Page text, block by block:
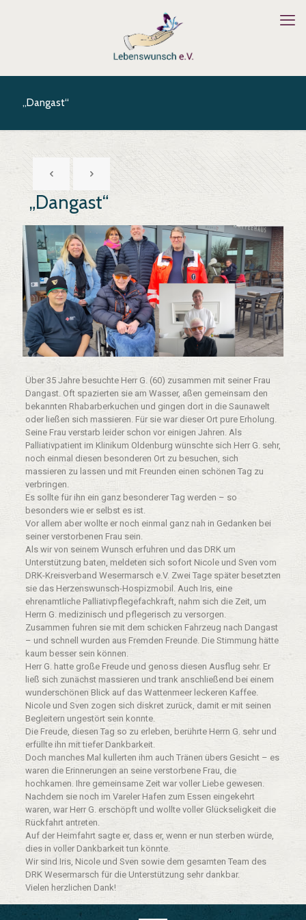
„Dangast“
„Dangast“
Über 35 Jahre besuchte Herr G. (60) zusammen mit seiner Frau
Dangast. Oft spazierten sie am Wasser, aßen gemeinsam den
bekannten Rhabarberkuchen und gingen dort in die Saunawelt
oder ließen sich massieren. Für sie war dieser Ort pure Erholung.
Seine Frau verstarb leider schon vor einigen Jahren. Als
Palliativpatient im Klinikum Oldenburg wünschte sich Herr G. sehr,
noch einmal diesen besonderen Ort zu besuchen, sich
massieren zu lassen und mit Freunden einen schönen Tag zu
verbringen.
Es sollte für ihn ein ganz besonderer Tag werden – so
besonders wie er selbst es ist.
Vor allem aber wollte er noch einmal ganz nah in Gedanken bei
seiner verstorbenen Frau sein.
Als wir von seinem Wunsch erfuhren und das DRK um
Unterstützung baten, meldeten sich sofort Nicole und Sven vom
DRK-Kreisverband Wesermarsch e.V. Zwei Tage später besetzten
sie das Herzenswunsch-Hospizmobil. Auch Iris, eine
ehrenamtliche Palliativpflegefachkraft, nahm sich die Zeit, um
Herrn G. medizinisch und pflegerisch zu versorgen.
Zusammen fuhren sie mit dem schicken Fahrzeug nach Dangast
– und schnell wurden aus Fremden Freunde. Die Stimmung hätte
kaum besser sein können.
Herr G. hatte große Freude und genoss diesen Ausflug sehr. Er
ließ sich zunächst massieren und trank anschließend bei einem
wunderschönen Blick auf das Wattenmeer leckeren Kaffee.
Nicole und Sven zogen sich diskret zurück, damit er mit seinen
Begleitern ungestört sein konnte.
Die Freude, diesen Tag so zu erleben, berührte Herrn G. sehr und
erfüllte ihn mit tiefer Dankbarkeit.
Doch manches Mal kullerten ihm auch Tränen übers Gesicht – es
waren die Erinnerungen an seine verstorbene Frau, die
hochkamen. Ihre gemeinsame Zeit war voller Liebe gewesen.
Nachdem sie noch im Vareler Hafen zum Essen eingekehrt
waren, war Herr G. erschöpft und wollte voller Glückseligkeit die
Rückfahrt antreten.
Auf der Heimfahrt sagte er, dass er, wenn er nun sterben würde,
dies in voller Dankbarkeit tun könnte.
Wir sind Iris, Nicole und Sven sowie dem gesamten Team des
DRK Wesermarsch für die Unterstützung sehr dankbar.
Vielen herzlichen Dank!